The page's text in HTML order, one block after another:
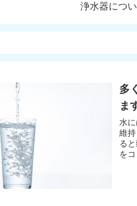
浄水器につ
多
ま
水
維持
ると頭
を